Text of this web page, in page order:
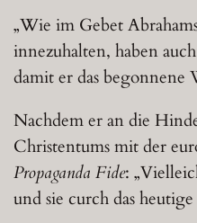
„Wie im Gebet
innezuhalten, haben
damit er das
Nachdem er an die
Christentums mit der
Propaganda Fide:
und sie curch das